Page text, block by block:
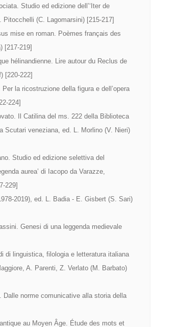
Studio ed edizione dell’‘Iter de
Pitocchelli (C. Lagomarsini) [215-217]
mise en roman. Poèmes français des
[217-219]
hélinandienne. Lire autour du Reclus de
[220-222]
Per la ricostruzione della figura e dell’opera
224]
Il Catilina del ms. 222 della Biblioteca
Scutari veneziana, ed. L. Morlino (V. Nieri)
Studio ed edizione selettiva del
aurea’ di Iacopo da Varazze,
229]
2019), ed. L. Badia - E. Gisbert (S. Sari)
Genesi di una leggenda medievale
di linguistica, filologia e letteratura italiana
A. Parenti, Z. Verlato (M. Barbato)
norme comunicative alla storia della
au Moyen Âge. Étude des mots et